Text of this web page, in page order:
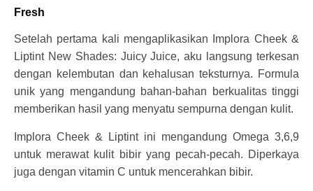
Fresh
Setelah pertama kali mengaplikasikan Implora Cheek &
Liptint New Shades: Juicy Juice, aku langsung terkesan
dengan kelembutan dan kehalusan teksturnya. Formula
unik yang mengandung bahan-bahan berkualitas tinggi
memberikan hasil yang menyatu sempurna dengan kulit.
Implora Cheek & Liptint ini mengandung Omega 3,6,9
untuk merawat kulit bibir yang pecah-pecah. Diperkaya
juga dengan vitamin C untuk mencerahkan bibir.